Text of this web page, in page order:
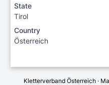
State
Tirol
Country
Österreich
Kletterverband Österreich ·